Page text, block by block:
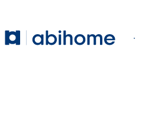
Abihome